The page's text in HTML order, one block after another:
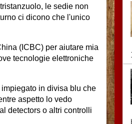
le sedie non
ci dicono che l'unico
(ICBC) per aiutare mia
tecnologie elettroniche
in divisa blu che
aspetto lo vedo
detectors o altri controlli